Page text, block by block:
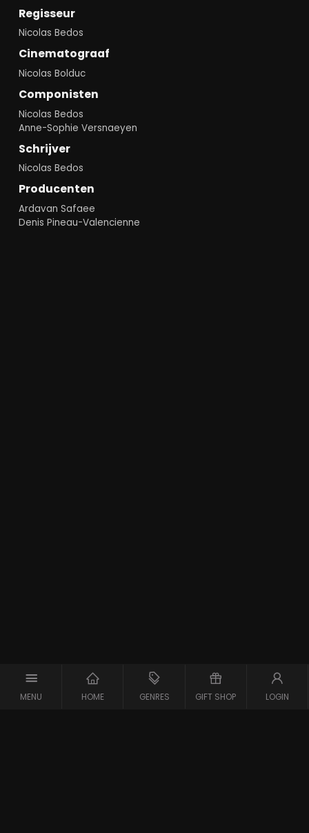
MENU HOME GENRES GIFT SHOP LOGIN
Regisseur
Nicolas Bedos
Cinematograaf
Nicolas Bolduc
Componisten
Nicolas Bedos
Anne-Sophie Versnaeyen
Schrijver
Nicolas Bedos
Producenten
Ardavan Safaee
Denis Pineau-Valencienne